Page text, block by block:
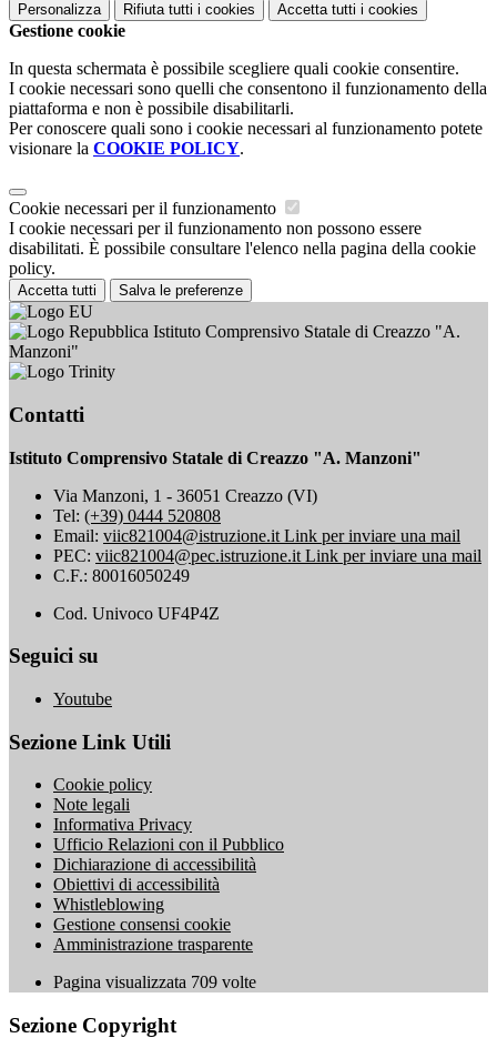
Personalizza Rifiuta tutti i cookies Accetta tutti i cookies
Gestione cookie
In questa schermata è possibile scegliere quali cookie consentire.
I cookie necessari sono quelli che consentono il funzionamento della
piattaforma e non è possibile disabilitarli.
Per conoscere quali sono i cookie necessari al funzionamento potete
visionare la COOKIE POLICY.
Cookie necessari per il funzionamento
I cookie necessari per il funzionamento non possono essere
disabilitati. È possibile consultare l'elenco nella pagina della cookie
policy.
Accetta tutti Salva le preferenze
Istituto Comprensivo Statale di Creazzo "A.
Manzoni"
Contatti
Istituto Comprensivo Statale di Creazzo "A. Manzoni"
Via Manzoni, 1 - 36051 Creazzo (VI)
Tel: (+39) 0444 520808
Email: viic821004@istruzione.it Link per inviare una mail
PEC: viic821004@pec.istruzione.it Link per inviare una mail
C.F.: 80016050249
Cod. Univoco UF4P4Z
Seguici su
Youtube
Sezione Link Utili
Cookie policy
Note legali
Informativa Privacy
Ufficio Relazioni con il Pubblico
Dichiarazione di accessibilità
Obiettivi di accessibilità
Whistleblowing
Gestione consensi cookie
Amministrazione trasparente
Pagina visualizzata 709 volte
Sezione Copyright